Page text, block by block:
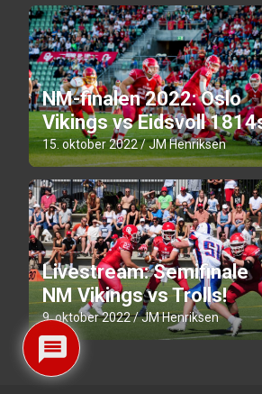
NM-finalen 2022: Oslo
Vikings vs Eidsvoll
15. oktober 2022 JM Henriksen
Livestream: Semifinale
NM Vikings vs Trolls!
9. oktober 2022 JM Henriksen